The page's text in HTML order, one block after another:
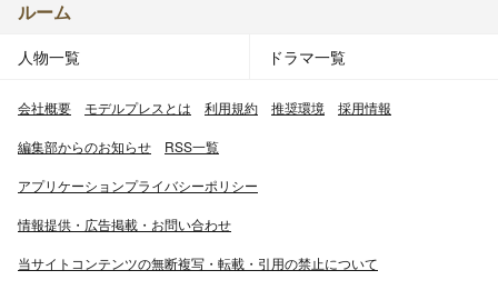
ルーム
人物一覧 ドラマ一覧
会社概要 モデルプレスとは 利用規約 推奨環境 採用情報
編集部からのお知らせ RSS一覧
アプリケーションプライバシーポリシー
情報提供・広告掲載・お問い合わせ
当サイトコンテンツの無断複写・転載・引用の禁止について